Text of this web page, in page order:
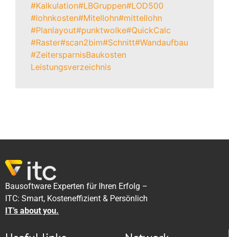
#Kalkulation#LBGruppen#LOD500
#lohnkosten#Mitellohn#mittellohn
#Planlayout#punktwolke#QuickCalc
#Raster#scan2bim#Schnitt#Wandaufbau
#ZeitersparnisBaukosten
Leistungsverzeichnis
Bausoftware Experten für Ihren Erfolg –
ITC: Smart, Kosteneffizient & Persönlich
IT’s about you.